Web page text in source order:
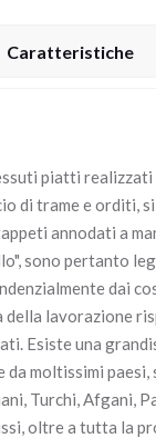
Caratteristiche
piatti realizzati
di trame e orditi,
annodati a
sono pertanto
dai
della lavorazione
Esiste una
da moltissimi
Turchi, Afgani,
oltre a tutta la